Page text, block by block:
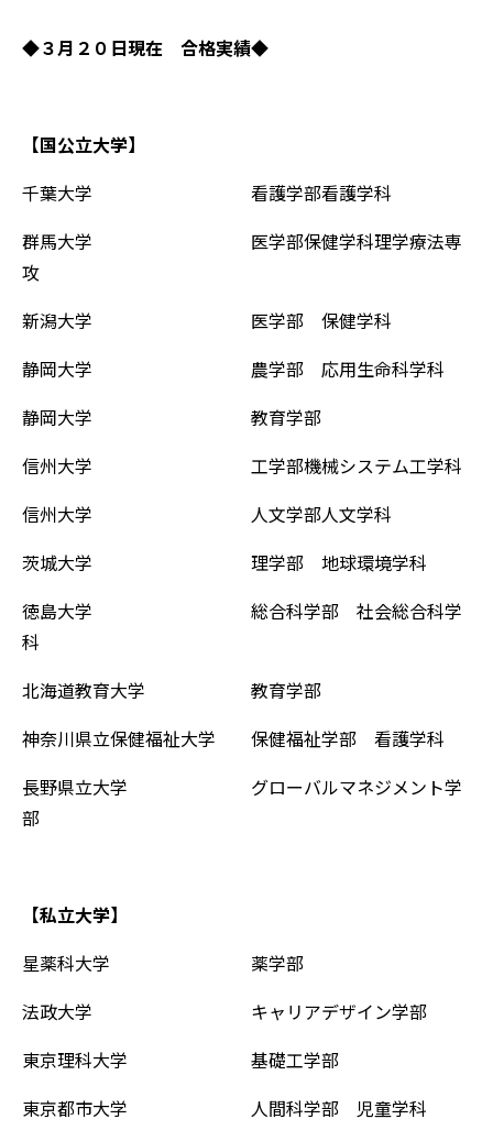
◆３月２０日現在 合格実績◆
【国公立大学】
千葉大学 看護学部看護学科
群馬大学 医学部保健学科理学療法専
攻
新潟大学 医学部 保健学科
静岡大学 農学部 応用生命科学科
静岡大学 教育学部
信州大学 工学部機械システム工学科
信州大学 人文学部人文学科
茨城大学 理学部 地球環境学科
徳島大学 総合科学部 社会総合科学
科
北海道教育大学 教育学部
神奈川県立保健福祉大学 保健福祉学部 看護学科
長野県立大学 グローバルマネジメント学
部
【私立大学】
星薬科大学 薬学部
法政大学 キャリアデザイン学部
東京理科大学 基礎工学部
東京都市大学 人間科学部 児童学科